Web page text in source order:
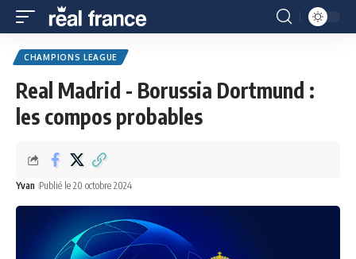
CHAMPIONS LEAGUE
Real Madrid - Borussia Dortmund :
les compos probables
Yvan Publié le 20 octobre 2024